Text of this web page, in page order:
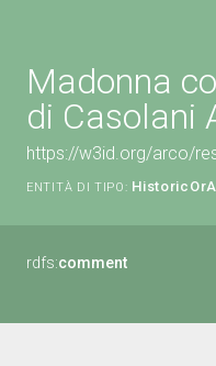
Madonna
di Casolani
https://w3id.org/arco/
ENTITÀ DI TIPO:
rdfs:comment